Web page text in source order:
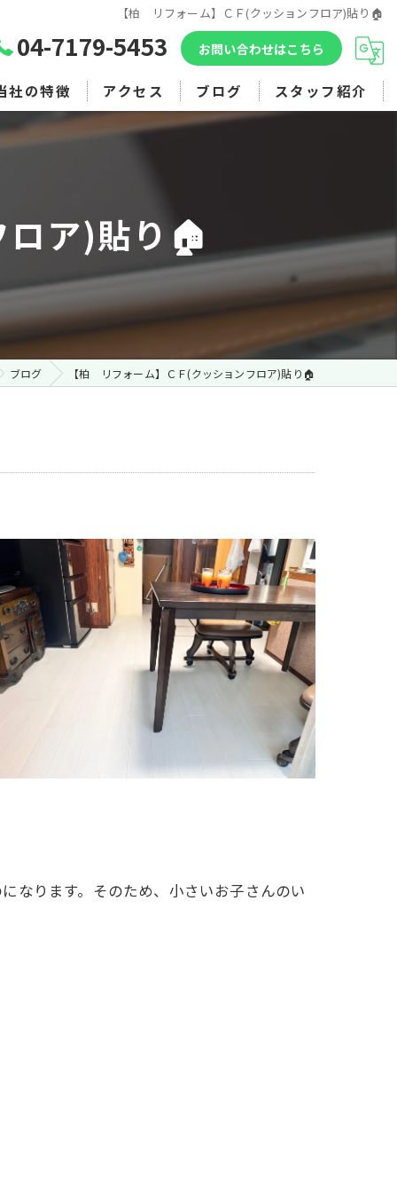
【柏 リフォーム】ＣＦ(クッションフロア)貼り🏠
04-7179-5453 お問い合わせはこちら
社の特徴
ンション
建て
内装
アクセス ブログ スタッフ紹介
ア)貼り🏠
ブログ 【柏 リフォーム】ＣＦ(クッションフロア)貼り🏠
なります。そのため、小さいお子さんのい